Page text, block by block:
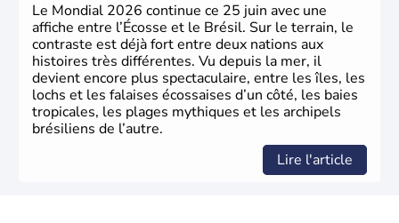
Le Mondial 2026 continue ce 25 juin avec une
affiche entre l’Écosse et le Brésil. Sur le terrain, le
contraste est déjà fort entre deux nations aux
histoires très différentes. Vu depuis la mer, il
devient encore plus spectaculaire, entre les îles, les
lochs et les falaises écossaises d’un côté, les baies
tropicales, les plages mythiques et les archipels
brésiliens de l’autre.
Lire l'article